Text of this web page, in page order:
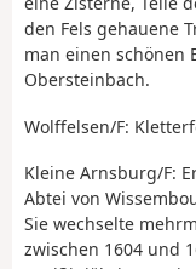
den Fels gehauene
man einen schönen
Obersteinbach.
Wolffelsen/F:
Kleine Arnsburg/F:
Abtei von
Sie wechselte
zwischen 1604 und